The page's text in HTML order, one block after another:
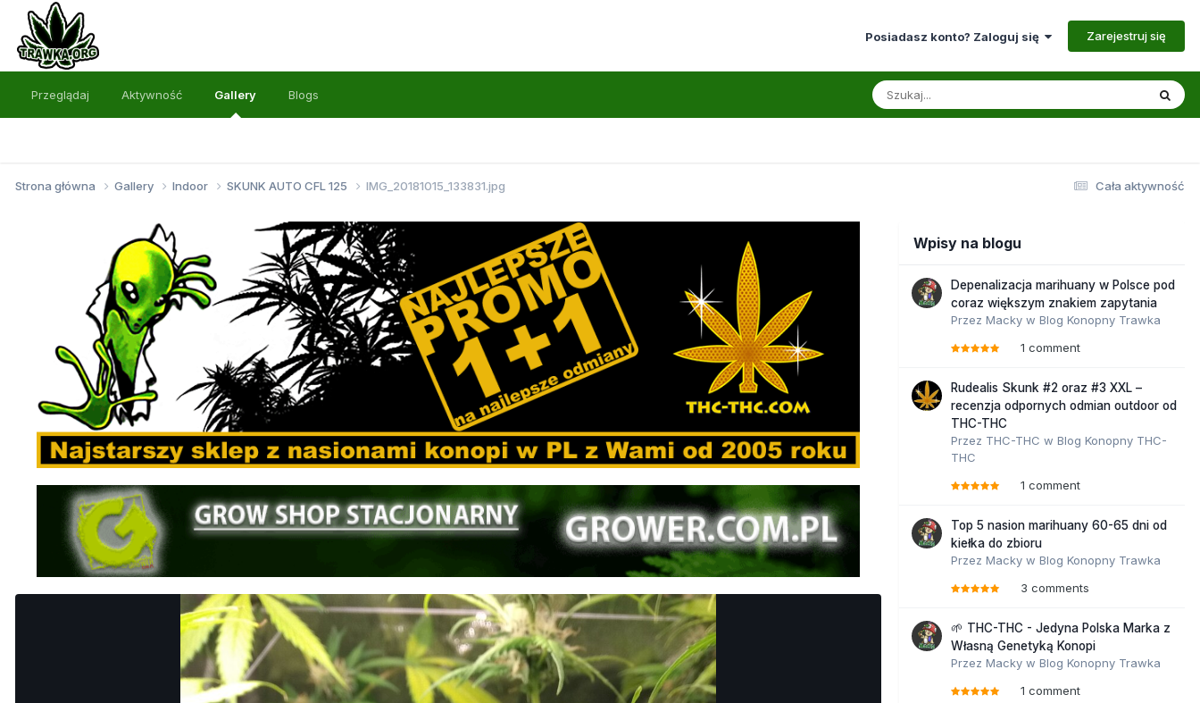
Posiadasz konto? Zaloguj się Zarejestruj się
Przeglądaj Aktywność Gallery Blogs
Cała aktywność
Strona główna Gallery Indoor SKUNK AUTO CFL 125 IMG_20181015_133831.jpg
Wpisy na blogu
Depenalizacja marihuany w Polsce pod
coraz większym znakiem zapytania
Przez Macky w Blog Konopny Trawka
1 comment
Rudealis Skunk #2 oraz #3 XXL –
recenzja odpornych odmian outdoor od
THC-THC
Przez THC-THC w Blog Konopny THC-
THC
1 comment
Top 5 nasion marihuany 60-65 dni od
kiełka do zbioru
Przez Macky w Blog Konopny Trawka
3 comments
🌱 THC-THC - Jedyna Polska Marka z
Własną Genetyką Konopi
Przez Macky w Blog Konopny Trawka
1 comment